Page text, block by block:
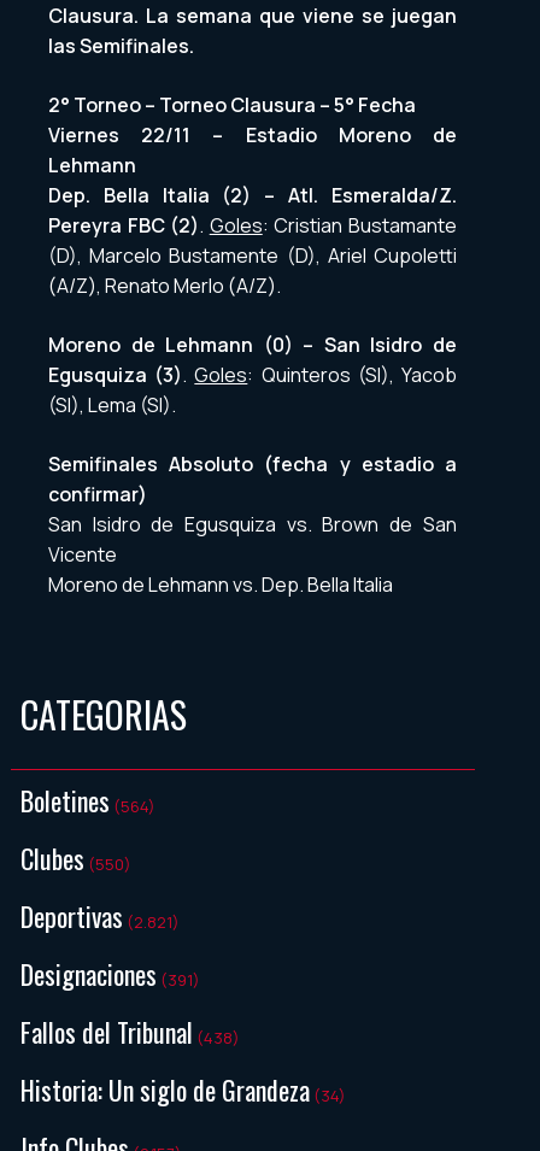
Clausura. La semana que viene se juegan
las Semifinales.
2° Torneo – Torneo Clausura – 5° Fecha
Viernes 22/11 – Estadio Moreno de
Lehmann
Dep. Bella Italia (2) – Atl. Esmeralda/Z.
Pereyra FBC (2). Goles: Cristian Bustamante
(D), Marcelo Bustamente (D), Ariel Cupoletti
(A/Z), Renato Merlo (A/Z).
Moreno de Lehmann (0) – San Isidro de
Egusquiza (3).Goles: Quinteros (SI), Yacob
(SI), Lema (SI).
Semifinales Absoluto (fecha y estadio a
confirmar)
San Isidro de Egusquiza vs. Brown de San
Vicente
Moreno de Lehmann vs. Dep. Bella Italia
CATEGORIAS
Boletines (564)
Clubes (550)
Deportivas (2.821)
Designaciones (391)
Fallos del Tribunal (438)
Historia: Un siglo de Grandeza (34)